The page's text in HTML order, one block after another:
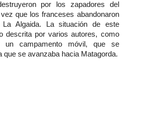
por los zapadores del
que los franceses abandonaron
Algaida. La situación de este
descrita por varios autores, como
un campamento móvil, que se
que se avanzaba hacia Matagorda.